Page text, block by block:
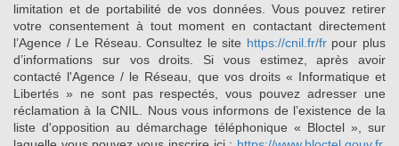
limitation et de portabilité de vos données. Vous pouvez retirer
votre consentement à tout moment en contactant directement
l’Agence / Le Réseau. Consultez le site https://cnil.fr/frpour plus
d’informations sur vos droits. Si vous estimez, après avoir
contacté l'Agence / le Réseau, que vos droits « Informatique et
Libertés » ne sont pas respectés, vous pouvez adresser une
réclamation à la CNIL. Nous vous informons de l’existence de la
liste d'opposition au démarchage téléphonique « Bloctel », sur